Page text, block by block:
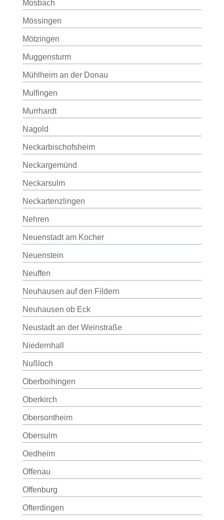
Mosbach
Mössingen
Mötzingen
Muggensturm
Mühlheim an der Donau
Mulfingen
Murrhardt
Nagold
Neckarbischofsheim
Neckargemünd
Neckarsulm
Neckartenzlingen
Nehren
Neuenstadt am Kocher
Neuenstein
Neuffen
Neuhausen auf den Fildern
Neuhausen ob Eck
Neustadt an der Weinstraße
Niedernhall
Nußloch
Oberboihingen
Oberkirch
Obersontheim
Obersulm
Oedheim
Offenau
Offenburg
Ofterdingen